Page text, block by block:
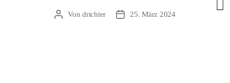
Beitragsautor
Vondrichter Veröffentlichungsdatum
25. März 2024